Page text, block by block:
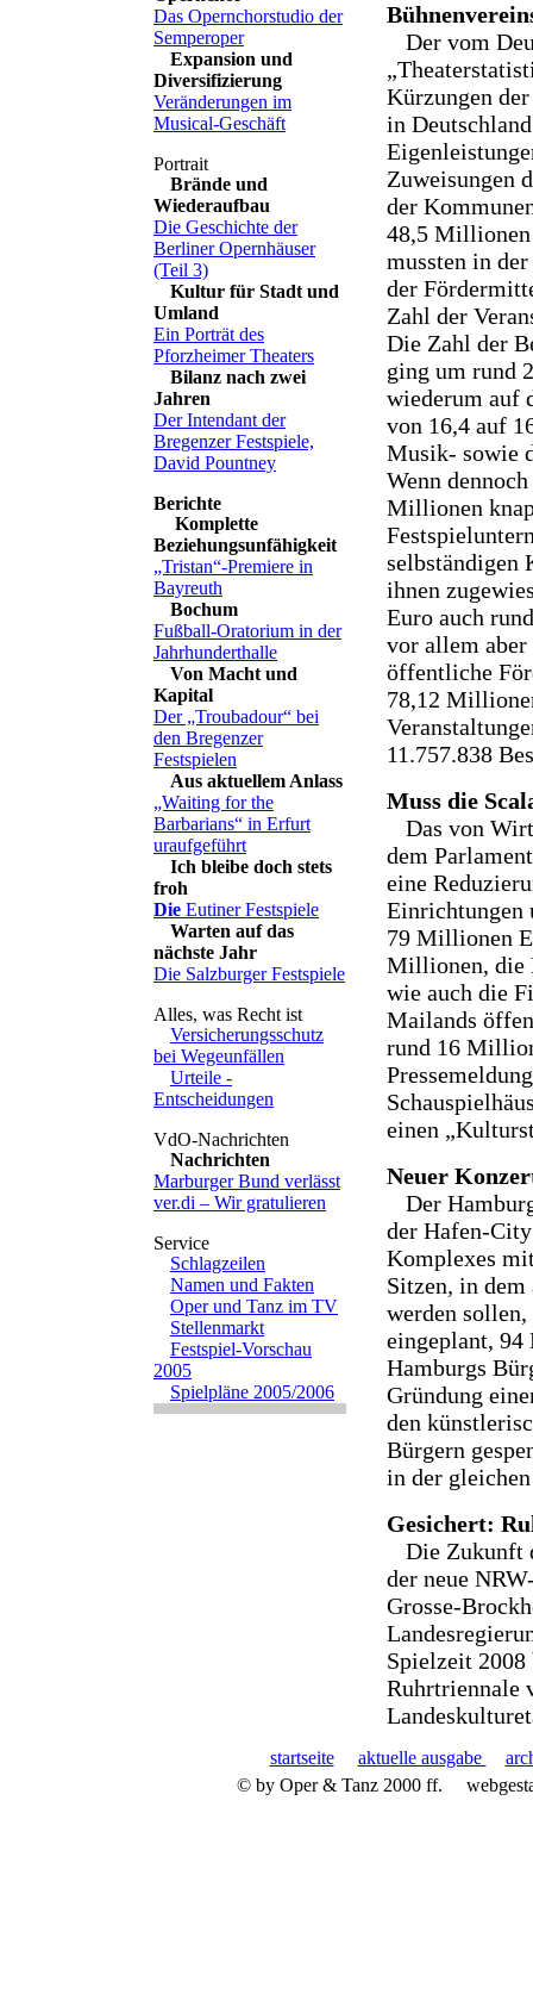
Das Opernchorstudio der
Semperoper
Expansion und
Diversifizierung
Veränderungen im
Musical-Geschäft
Brände und
Wiederaufbau
Die Geschichte der
Berliner Opernhäuser
(Teil 3)
Kultur für Stadt und
Umland
Ein Porträt des
Pforzheimer Theaters
Bilanz nach zwei
Jahren
Der Intendant der
Bregenzer Festspiele,
David Pountney
Komplette
Beziehungsunfähigkeit
„Tristan“-Premiere in
Bayreuth
Bochum
Fußball-Oratorium in der
Jahrhunderthalle
Von Macht und
Kapital
Der „Troubadour“ bei
den Bregenzer
Festspielen
Aus aktuellem Anlass
„Waiting for the
Barbarians“ in Erfurt
uraufgeführt
Ich bleibe doch stets
froh
Die Eutiner Festspiele
Warten auf das
nächste Jahr
Die Salzburger Festspiele
Versicherungsschutz
bei Wegeunfällen
Urteile -
Entscheidungen
Nachrichten
Marburger Bund verlässt
ver.di – Wir gratulieren
Schlagzeilen
Namen und Fakten
Oper und Tanz im TV
Stellenmarkt
Festspiel-Vorschau
2005
Spielpläne 2005/2006
Der vom
Kürzungen
in
Zuweisungen
der
48,5 Millionen
mussten in
der
Zahl der
Die Zahl der
ging um rund
wiederum auf
von 16,4 auf
Musik- sowie
Wenn
Millionen
selbständigen
ihnen
Euro auch
vor allem
öffentliche
78,12
11.757.838
Muss die
Das von
dem
eine
Einrichtungen
79 Millionen
Millionen, die
wie auch die
Mailands
rund 16
einen
Neuer
Der
der Hafen-City
Komplexes
Sitzen, in dem
werden
eingeplant,
Hamburgs
Gründung
den
Bürgern
in der
Gesichert:
Die Zukunft
der neue
Grosse-
Spielzeit
Ruhrtriennale
startseite aktuelle ausgabe
© by Oper & Tanz 2000 ff.